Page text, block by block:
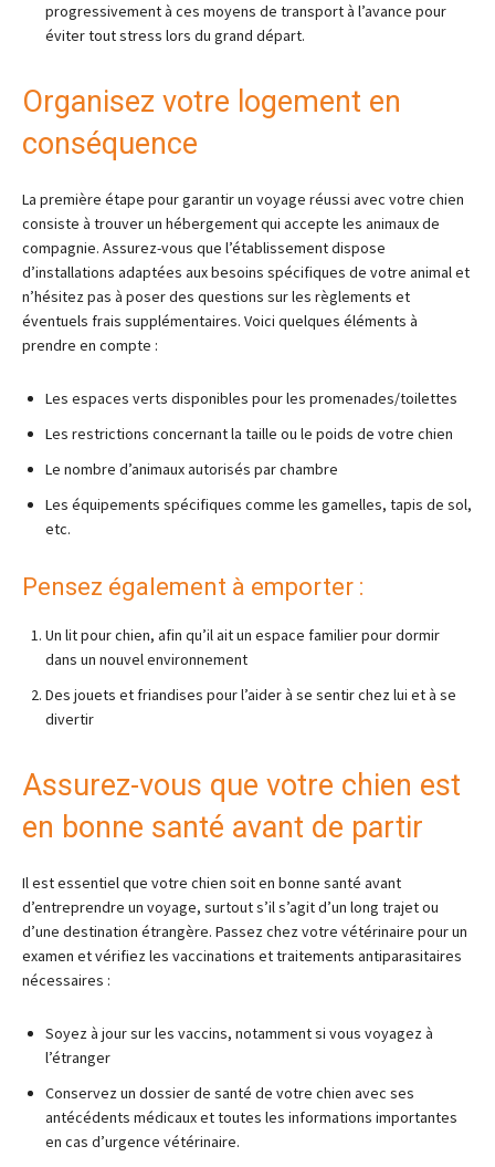
progressivement à ces moyens de transport à l’avance pour
éviter tout stress lors du grand départ.
Organisez votre logement en
conséquence
La première étape pour garantir un voyage réussi avec votre chien
consiste à trouver un hébergement qui accepte les animaux de
compagnie. Assurez-vous que l’établissement dispose
d’installations adaptées aux besoins spécifiques de votre animal et
n’hésitez pas à poser des questions sur les règlements et
éventuels frais supplémentaires. Voici quelques éléments à
prendre en compte :
Les espaces verts disponibles pour les promenades/toilettes
Les restrictions concernant la taille ou le poids de votre chien
Le nombre d’animaux autorisés par chambre
Les équipements spécifiques comme les gamelles, tapis de sol,
etc.
Pensez également à emporter :
Un lit pour chien, afin qu’il ait un espace familier pour dormir
dans un nouvel environnement
Des jouets et friandises pour l’aider à se sentir chez lui et à se
divertir
Assurez-vous que votre chien est
en bonne santé avant de partir
Il est essentiel que votre chien soit en bonne santé avant
d’entreprendre un voyage, surtout s’il s’agit d’un long trajet ou
d’une destination étrangère. Passez chez votre vétérinaire pour un
examen et vérifiez les vaccinations et traitements antiparasitaires
nécessaires :
Soyez à jour sur les vaccins, notamment si vous voyagez à
l’étranger
Conservez un dossier de santé de votre chien avec ses
antécédents médicaux et toutes les informations importantes
en cas d’urgence vétérinaire.